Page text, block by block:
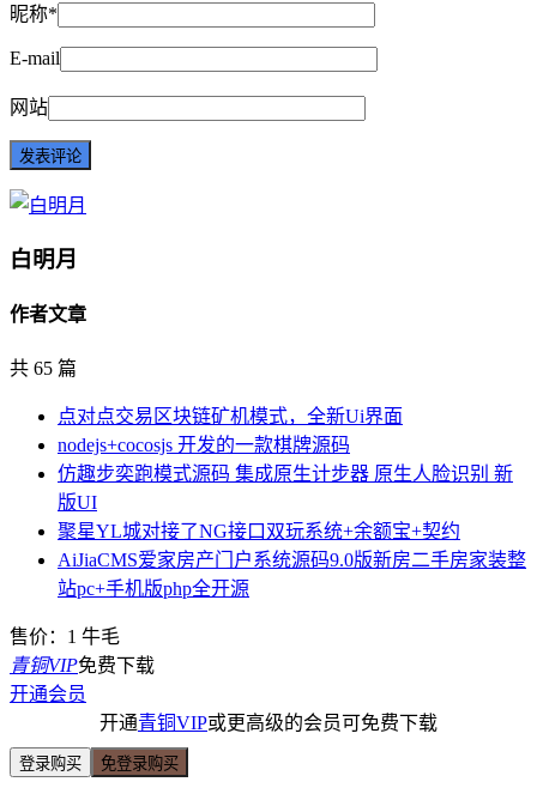
昵称*
E-mail
网站
白明月
作者文章
共 65 篇
点对点交易区块链矿机模式，全新Ui界面
nodejs+cocosjs 开发的一款棋牌源码
仿趣步奕跑模式源码 集成原生计步器 原生人脸识别 新
版UI
聚星YL城对接了NG接口双玩系统+余额宝+契约
AiJiaCMS爱家房产门户系统源码9.0版新房二手房家装整
站pc+手机版php全开源
售价： 1 牛毛
青铜VIP免费下载
开通会员
开通青铜VIP或更高级的会员可免费下载
登录购买 免登录购买